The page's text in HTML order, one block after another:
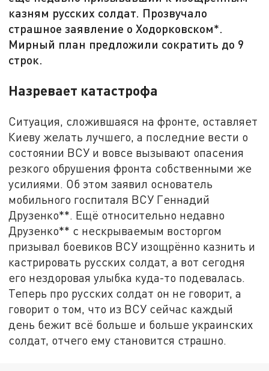
казням русских солдат. Прозвучало
страшное заявление о Ходорковском*.
Мирный план предложили сократить до 9
строк.
Назревает катастрофа
Ситуация, сложившаяся на фронте, оставляет
Киеву желать лучшего, а последние вести о
состоянии ВСУ и вовсе вызывают опасения
резкого обрушения фронта собственными же
усилиями. Об этом заявил основатель
мобильного госпиталя ВСУ Геннадий
Друзенко**. Ещё относительно недавно
Друзенко** с нескрываемым восторгом
призывал боевиков ВСУ изощрённо казнить и
кастрировать русских солдат, а вот сегодня
его нездоровая улыбка куда-то подевалась.
Теперь про русских солдат он не говорит, а
говорит о том, что из ВСУ сейчас каждый
день бежит всё больше и больше украинских
солдат, отчего ему становится страшно.